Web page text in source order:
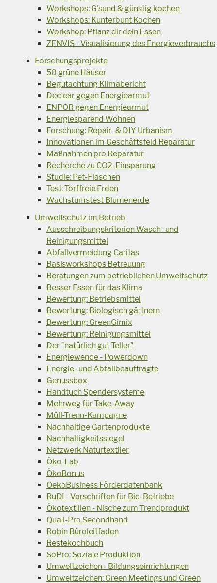
Workshops: G'sund & günstig kochen
Workshops: Kunterbunt Kochen
Workshop: Pflanz dir dein Essen
ZENVIS - Visualisierung des Energieverbrauchs
Forschungsprojekte
50 grüne Häuser
Begutachtung Klimabericht
Declear gegen Energiearmut
ENPOR gegen Energiearmut
Energiesparend Wohnen
Forschung: Repair- & DIY Urbanism
Innovationen im Geschäftsfeld Reparatur
Maßnahmen pro Reparatur
Recherche zu CO2-Einsparung
Studie: Pet-Flaschen
Test: Torffreie Erden
Wachstumstest Blumenerde
Umweltschutz im Betrieb
Ausschreibungskriterien Wasch- und
Reinigungsmittel
Abfallvermeidung Caritas
Basisworkshops Betreuung
Beratungen zum betrieblichen Umweltschutz
Besser Essen für das Klima
Bewertung: Betriebsmittel
Bewertung: Biologisch gärtnern
Bewertung: GreenGimix
Bewertung: Reinigungsmittel
Der "natürlich gut Teller"
Energiewende - Powerdown
Energie- und Abfallbeauftragte
Genussbox
Handtuch Spendersysteme
Mehrweg für Take-Away
Müll-Trenn-Kampagne
Nachhaltige Gartenprodukte
Nachhaltigkeitssiegel
Netzwerk Naturtextiler
Öko-Lab
ÖkoBonus
OekoBusiness Förderdatenbank
RuDI - Vorschriften für Bio-Betriebe
Ökotextilien - Nische zum Trendprodukt
Quali-Pro Secondhand
Robin Büroleitfaden
Restekochbuch
SoPro: Soziale Produktion
Umweltzeichen - Bildungseinrichtungen
Umweltzeichen: Green Meetings und Green